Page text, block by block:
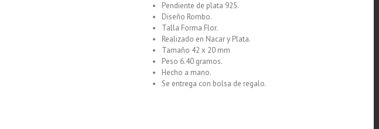
Pendiente de plata 925.
Diseño Rombo.
Talla Forma Flor.
Realizado en Nacar y Plata.
Tamaño 42 x 20 mm
Peso 6.40 gramos.
Hecho a mano.
Se entrega con bolsa de regalo.